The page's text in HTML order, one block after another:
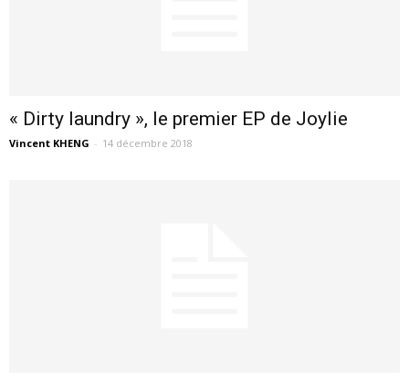
« Dirty laundry », le premier EP de Joylie
Vincent KHENG - 14 décembre 2018